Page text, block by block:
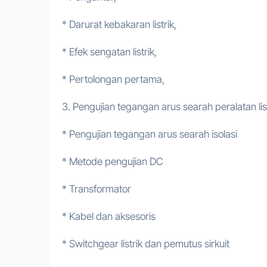
* Darurat kebakaran listrik,
* Efek sengatan listrik,
* Pertolongan pertama,
3. Pengujian tegangan arus searah peralatan
* Pengujian tegangan arus searah isolasi
* Metode pengujian DC
* Transformator
* Kabel dan aksesoris
* Switchgear listrik dan pemutus sirkuit